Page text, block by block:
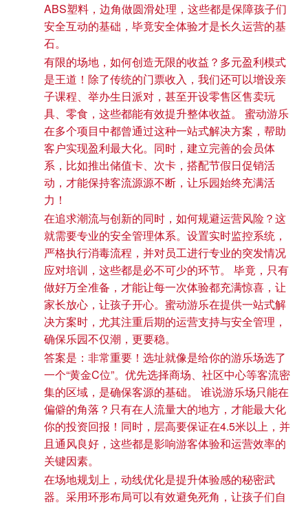
ABS塑料，边角做圆滑处理，这些都是保障孩子们
安全互动的基础，毕竟安全体验才是长久运营的基
石。
有限的场地，如何创造无限的收益？多元盈利模式
是王道！除了传统的门票收入，我们还可以增设亲
子课程、举办生日派对，甚至开设零售区售卖玩
具、零食，这些都能有效提升整体收益。 蜜动游乐
在多个项目中都曾通过这种一站式解决方案，帮助
客户实现盈利最大化。同时，建立完善的会员体
系，比如推出储值卡、次卡，搭配节假日促销活
动，才能保持客流源源不断，让乐园始终充满活
力！
在追求潮流与创新的同时，如何规避运营风险？这
就需要专业的安全管理体系。设置实时监控系统，
严格执行消毒流程，并对员工进行专业的突发情况
应对培训，这些都是必不可少的环节。 毕竟，只有
做好万全准备，才能让每一次体验都充满惊喜，让
家长放心，让孩子开心。蜜动游乐在提供一站式解
决方案时，尤其注重后期的运营支持与安全管理，
确保乐园不仅潮，更要稳。
答案是：非常重要！选址就像是给你的游乐场选了
一个“黄金C位”。优先选择商场、社区中心等客流密
集的区域，是确保客源的基础。 谁说游乐场只能在
偏僻的角落？只有在人流量大的地方，才能最大化
你的投资回报！同时，层高要保证在4.5米以上，并
且通风良好，这些都是影响游客体验和运营效率的
关键因素。
在场地规划上，动线优化是提升体验感的秘密武
器。采用环形布局可以有效避免死角，让孩子们自